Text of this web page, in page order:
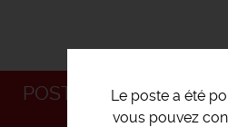
Le poste a été
vous pouvez
POSTULEZ